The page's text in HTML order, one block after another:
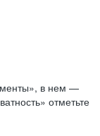
в нем —
отметьте